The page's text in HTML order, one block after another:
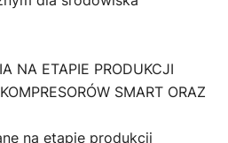
NA ETAPIE PRODUKCJI
SMART ORAZ
na etapie produkcji